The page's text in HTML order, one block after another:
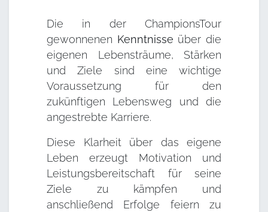
Die in der ChampionsTour
gewonnenen Kenntnisse über die
eigenen Lebensträume, Stärken
und Ziele sind eine wichtige
Voraussetzung für den
zukünftigen Lebensweg und die
angestrebte Karriere.
Diese Klarheit über das eigene
Leben erzeugt Motivation und
Leistungsbereitschaft für seine
Ziele zu kämpfen und
anschließend Erfolge feiern zu